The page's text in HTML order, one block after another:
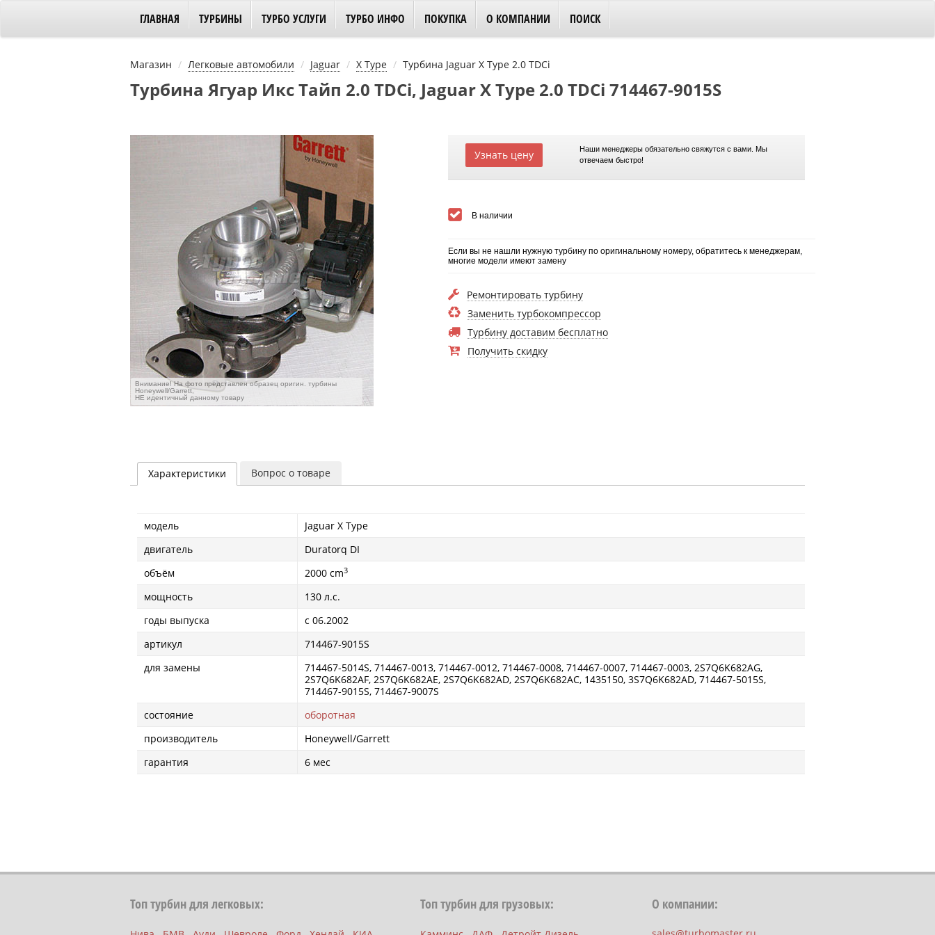
ГЛАВНАЯ ТУРБИНЫ ТУРБО УСЛУГИ ТУРБО ИНФО ПОКУПКА О КОМПАНИИ ПОИСК
Магазин Легковые автомобили Jaguar X Type Турбина Jaguar X Type 2.0 TDCi
Турбина Ягуар Икс Тайп 2.0 TDCi, Jaguar X Type 2.0 TDCi 714467-9015S
Внимание! На фото представлен образец оригин. турбины
Honeywell/Garrett,
НЕ идентичный данному товару
Узнать цену
Наши менеджеры обязательно свяжутся с вами. Мы
отвечаем быстро!
В наличии
Если вы не нашли нужную турбину по оригинальному номеру, обратитесь к менеджерам,
многие модели имеют замену
Ремонтировать турбину
Заменить турбокомпрессор
Турбину доставим бесплатно
Получить скидку
Характеристики Вопрос о товаре
модель
Jaguar X Type
двигатель
Duratorq DI
объём
2000 cm3
мощность
130 л.с.
годы выпуска
с 06.2002
артикул
714467-9015S
для замены
714467-5014S, 714467-0013, 714467-0012, 714467-0008, 714467-0007, 714467-0003, 2S7Q6K682AG,
2S7Q6K682AF, 2S7Q6K682AE, 2S7Q6K682AD, 2S7Q6K682AC, 1435150, 3S7Q6K682AD, 714467-5015S,
714467-9015S, 714467-9007S
состояние
оборотная
производитель
Honeywell/Garrett
гарантия
6 мес
Топ турбин для легковых: Топ турбин для грузовых: О компании: